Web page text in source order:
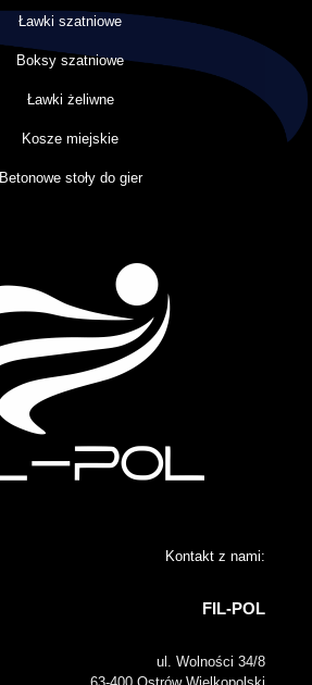
Ławki szatniowe
Boksy szatniowe
Ławki żeliwne
Kosze miejskie
Betonowe stoły do gier
Kontakt z nami:
FIL-POL
ul. Wolności 34/8